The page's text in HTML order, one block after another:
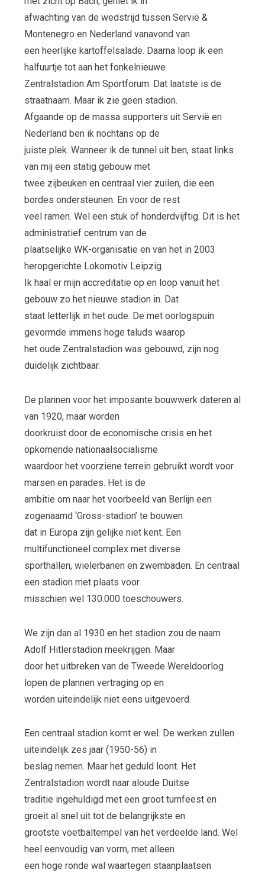
afwachting van de wedstrijd tussen Servië &
Montenegro en Nederland vanavond van
een heerlijke kartoffelsalade. Daarna loop ik een
halfuurtje tot aan het fonkelnieuwe
Zentralstadion Am Sportforum. Dat laatste is de
straatnaam. Maar ik zie geen stadion.
Afgaande op de massa supporters uit Servië en
Nederland ben ik nochtans op de
juiste plek. Wanneer ik de tunnel uit ben, staat links
van mij een statig gebouw met
twee zijbeuken en centraal vier zuilen, die een
bordes ondersteunen. En voor de rest
veel ramen. Wel een stuk of honderdvijftig. Dit is het
administratief centrum van de
plaatselijke WK-organisatie en van het in 2003
heropgerichte Lokomotiv Leipzig.
Ik haal er mijn accreditatie op en loop vanuit het
gebouw zo het nieuwe stadion in. Dat
staat letterlijk in het oude. De met oorlogspuin
gevormde immens hoge taluds waarop
het oude Zentralstadion was gebouwd, zijn nog
duidelijk zichtbaar.
De plannen voor het imposante bouwwerk dateren al
van 1920, maar worden
doorkruist door de economische crisis en het
opkomende nationaalsocialisme
waardoor het voorziene terrein gebruikt wordt voor
marsen en parades. Het is de
ambitie om naar het voorbeeld van Berlijn een
zogenaamd ‘Gross-stadion’ te bouwen
dat in Europa zijn gelijke niet kent. Een
multifunctioneel complex met diverse
sporthallen, wielerbanen en zwembaden. En centraal
een stadion met plaats voor
misschien wel 130.000 toeschouwers.
We zijn dan al 1930 en het stadion zou de naam
Adolf Hitlerstadion meekrijgen. Maar
door het uitbreken van de Tweede Wereldoorlog
lopen de plannen vertraging op en
worden uiteindelijk niet eens uitgevoerd.
Een centraal stadion komt er wel. De werken zullen
uiteindelijk zes jaar (1950-56) in
beslag nemen. Maar het geduld loont. Het
Zentralstadion wordt naar aloude Duitse
traditie ingehuldigd met een groot turnfeest en
groeit al snel uit tot de belangrijkste en
grootste voetbaltempel van het verdeelde land. Wel
heel eenvoudig van vorm, met alleen
een hoge ronde wal waartegen staanplaatsen